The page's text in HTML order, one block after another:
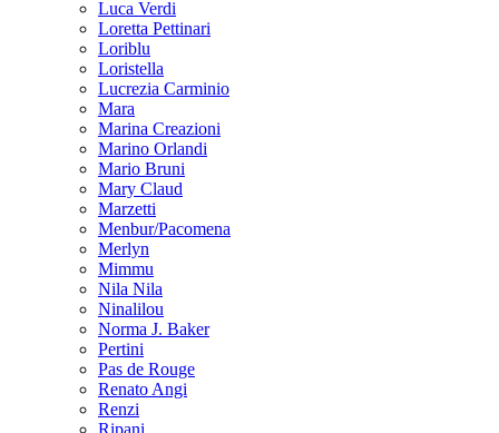
Luca Verdi
Loretta Pettinari
Loriblu
Loristella
Lucrezia Carminio
Mara
Marina Creazioni
Marino Orlandi
Mario Bruni
Mary Claud
Marzetti
Menbur/Pacomena
Merlyn
Mimmu
Nila Nila
Ninalilou
Norma J. Baker
Pertini
Pas de Rouge
Renato Angi
Renzi
Ripani